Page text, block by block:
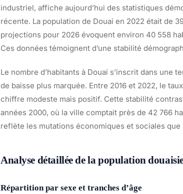
industriel, affiche aujourd’hui des statistiques
récente. La population de Douai en 2022 était de
projections pour 2026 évoquent environ 40 558
Ces données témoignent d’une stabilité
Le nombre d’habitants à Douai s’inscrit dans une
de baisse plus marquée. Entre 2016 et 2022, le
chiffre modeste mais positif. Cette stabilité
années 2000, où la ville comptait près de 42 766
reflète les mutations économiques et sociales
Analyse détaillée de la population
Répartition par sexe et tranches d’âge